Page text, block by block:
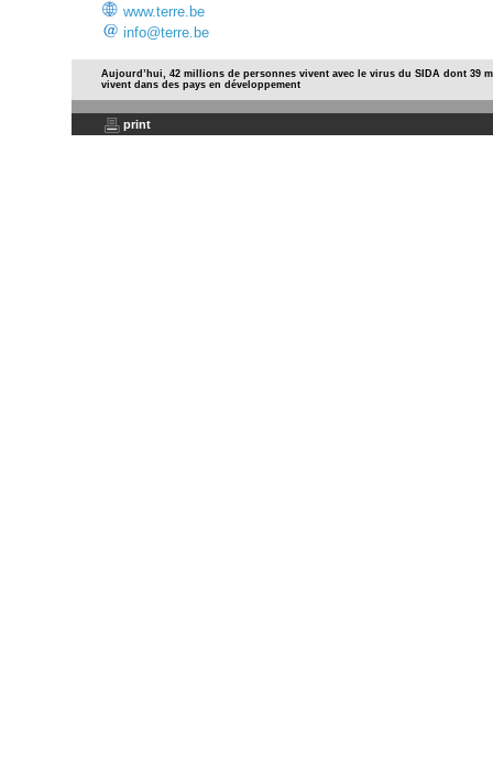
www.terre.be
info@terre.be
Aujourd’hui, 42 millions de personnes vivent avec le virus du SIDA dont 39
vivent dans des pays en développement
print